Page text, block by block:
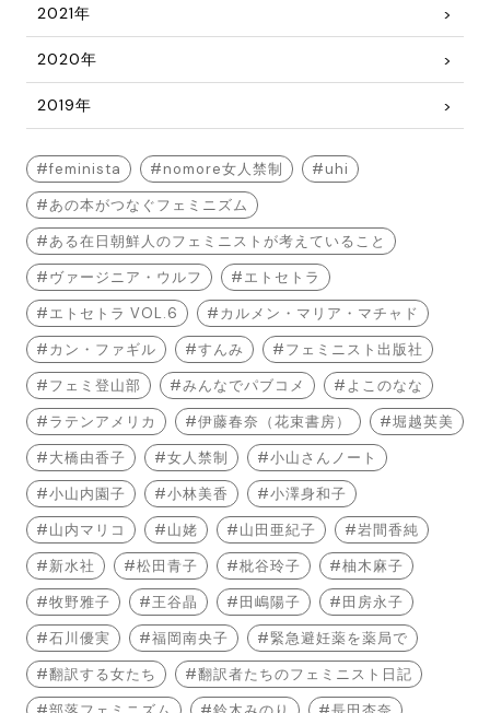
2021年
2020年
2019年
feminista nomore女人禁制
uhi
あの本がつなぐフェミニズム
ある在日朝鮮人のフェミニストが考えていること
ヴァージニア・ウルフ
エトセトラ
エトセトラ VOL.6
カルメン・マリア・マチャド
カン・ファギル
すんみ
フェミニスト出版社
フェミ登山部
みんなでパブコメ
よこのなな
ラテンアメリカ
伊藤春奈（花束書房）
堀越英美
大橋由香子
女人禁制
小山さんノート
小山内園子
小林美香
小澤身和子
山内マリコ
山姥 山田亜紀子
岩間香純
新水社
松田青子 枇谷玲子
柚木麻子
牧野雅子
王谷晶 田嶋陽子
田房永子
石川優実
福岡南央子
緊急避妊薬を薬局で
翻訳する女たち
翻訳者たちのフェミニスト日記